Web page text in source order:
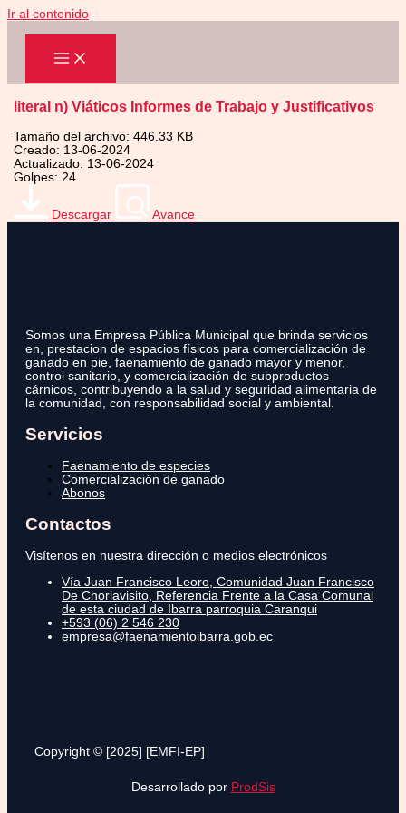
Ir al contenido
literal n) Viáticos Informes de Trabajo y Justificativos
Tamaño del archivo: 446.33 KB
Creado: 13-06-2024
Actualizado: 13-06-2024
Golpes: 24
Descargar Avance
Somos una Empresa Pública Municipal que brinda servicios
en, prestacion de espacios físicos para comercialización de
ganado en pie, faenamiento de ganado mayor y menor,
control sanitario, y comercialización de subproductos
cárnicos, contribuyendo a la salud y seguridad alimentaria de
la comunidad, con responsabilidad social y ambiental.
Servicios
Faenamiento de especies
Comercialización de ganado
Abonos
Contactos
Visítenos en nuestra dirección o medios electrónicos
Vía Juan Francisco Leoro, Comunidad Juan Francisco
De Chorlavisito, Referencia Frente a la Casa Comunal
de esta ciudad de Ibarra parroquia Caranqui
+593 (06) 2 546 230
empresa@faenamientoibarra.gob.ec
Copyright © [2025] [EMFI-EP]
Desarrollado por ProdSis